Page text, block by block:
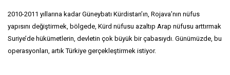
2010-2011 yıllarına kadar Güneybatı Kürdistan’ın, Rojava’nın nüfus
yapısını değiştirmek, bölgede, Kürd nüfusu azaltıp Arap nüfusu arttırmak
Suriye’de hükümetlerin, devletin çok büyük bir çabasıydı. Günümüzde, bu
operasyonları, artık Türkiye gerçekleştirmek istiyor.